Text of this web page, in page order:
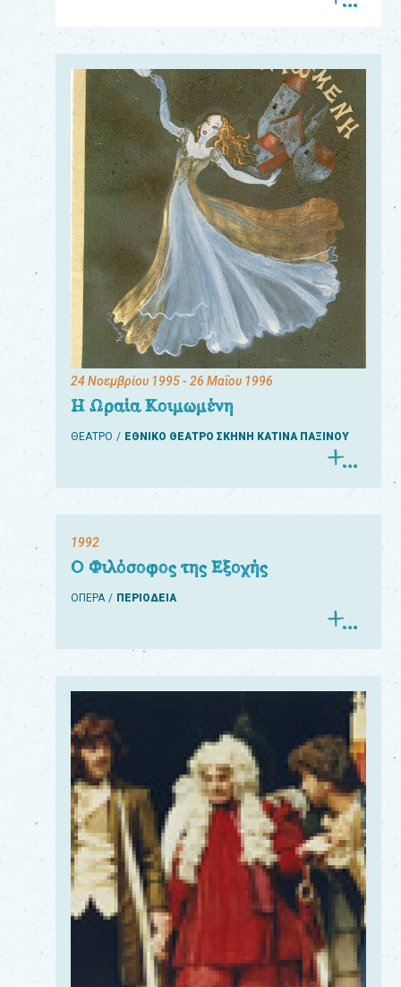
24 Νοεμβρίου 1995- 26 Μαΐου 1996
Η Ωραία Κοιμωμένη
ΘΕΑΤΡΟ ΕΘΝΙΚΟ ΘΕΑΤΡΟ ΣΚΗΝΗ ΚΑΤΙΝΑ ΠΑΞΙΝΟΥ
1992
Ο Φιλόσοφος της Εξοχής
ΟΠΕΡΑ ΠΕΡΙΟΔΕΙΑ
εκπαιδευτικούς
συλλόγους
παραγωγούς
συνεργάτες